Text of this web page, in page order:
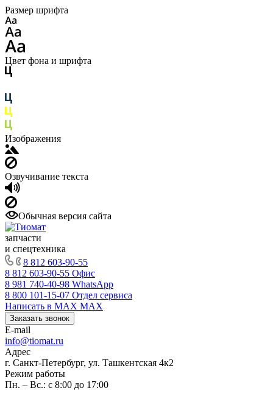
Размер шрифта
Цвет фона и шрифта
Изображения
Озвучивание текста
Обычная версия сайта
запчасти
и спецтехника
8 812 603-90-55
8 812 603-90-55 Офис
8 981 740-40-98 WhatsApp
8 800 101-15-07 Отдел сервиса
Написать в MAX MAX
Заказать звонок
E-mail
info@tiomat.ru
Адрес
г. Санкт-Петербург, ул. Ташкентская 4к2
Режим работы
Пн. – Вс.: с 8:00 до 17:00